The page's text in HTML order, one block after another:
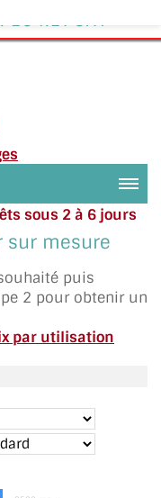
sous 2 à 6 jours
Besoin d'aide ?
au 06 79 92 33 38
sur mesure
puis
2 pour obtenir un
par utilisation